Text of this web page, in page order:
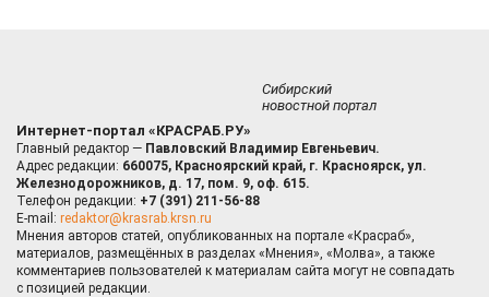
Сибирский
новостной портал
Интернет-портал «КРАСРАБ.РУ»
Главный редактор — Павловский Владимир Евгеньевич.
Адрес редакции: 660075, Красноярский край, г. Красноярск, ул.
Железнодорожников, д. 17, пом. 9, оф. 615.
Телефон редакции: +7 (391) 211-56-88
E-mail: redaktor@krasrab.krsn.ru
Мнения авторов статей, опубликованных на портале «Красраб»,
материалов, размещённых в разделах «Мнения», «Молва», а также
комментариев пользователей к материалам сайта могут не совпадать
с позицией редакции.